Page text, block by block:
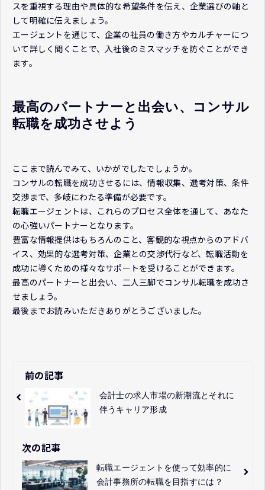
スを重視する理由や具体的な希望条件を伝え、企業選びの軸と
して明確に伝えましょう。
エージェントを通じて、企業の社員の働き方やカルチャーにつ
いて詳しく聞くことで、入社後のミスマッチを防ぐことができ
ます。
最高のパートナーと出会い、コンサル
転職を成功させよう
ここまで読んでみて、いかがでしたでしょうか。
コンサルの転職を成功させるには、情報収集、選考対策、条件
交渉まで、多岐にわたる準備が必要です。
転職エージェントは、これらのプロセス全体を通して、あなた
の心強いパートナーとなります。
豊富な情報提供はもちろんのこと、客観的な視点からのアドバ
イス、効果的な選考対策、企業との交渉代行など、転職活動を
成功に導くための様々なサポートを受けることができます。
最高のパートナーと出会い、二人三脚でコンサル転職を成功さ
せましょう。
最後までお読みいただきありがとうございました。
前の記事
会計士の求人市場の新潮流とそれに
伴うキャリア形成
次の記事
転職エージェントを使って効率的に
会計事務所の転職を目指すには？